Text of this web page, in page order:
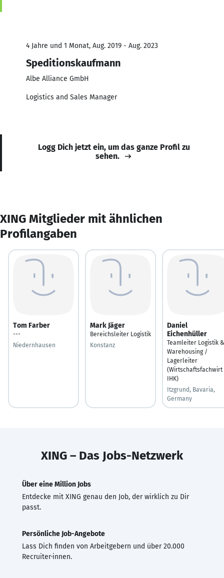
4 Jahre und 1 Monat, Aug. 2019 - Aug. 2023
Speditionskaufmann
Albe Alliance GmbH
Logistics and Sales Manager
Logg Dich jetzt ein, um das ganze Profil zu
sehen.
XING Mitglieder mit ähnlichen
Profilangaben
Tom Farber
---
Niedernhausen
Mark Jäger
Bereichsleiter Logistik
Konstanz
Daniel
Eichenhüller
Teamleiter Logistik &
Warehousing /
Lagerleiter
(Wirtschaftsfachwirt
IHK)
Itzgrund, Bavaria,
Germany
XING – Das Jobs-Netzwerk
Über eine Million Jobs
Entdecke mit XING genau den Job, der wirklich zu Dir
passt.
Persönliche Job-Angebote
Lass Dich finden von Arbeitgebern und über 20.000
Recruiter·innen.